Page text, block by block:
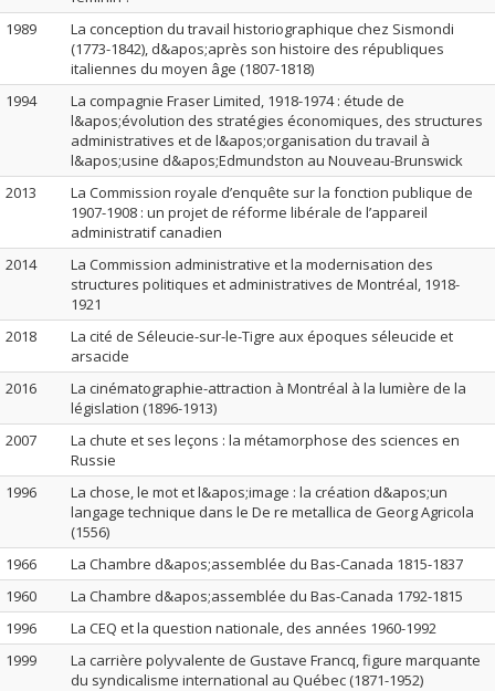
1989
La conception du travail historiographique chez Sismondi
(1773-1842), d&apos;après son histoire des républiques
italiennes du moyen âge (1807-1818)
1994
La compagnie Fraser Limited, 1918-1974 : étude de
l&apos;évolution des stratégies économiques, des structures
administratives et de l&apos;organisation du travail à
l&apos;usine d&apos;Edmundston au Nouveau-Brunswick
2013
La Commission royale d’enquête sur la fonction publique de
1907-1908 : un projet de réforme libérale de l’appareil
administratif canadien
2014
La Commission administrative et la modernisation des
structures politiques et administratives de Montréal, 1918-
1921
2018
La cité de Séleucie-sur-le-Tigre aux époques séleucide et
arsacide
2016
La cinématographie-attraction à Montréal à la lumière de la
législation (1896-1913)
2007
La chute et ses leçons : la métamorphose des sciences en
Russie
1996
La chose, le mot et l&apos;image : la création d&apos;un
langage technique dans le De re metallica de Georg Agricola
(1556)
1966
La Chambre d&apos;assemblée du Bas-Canada 1815-1837
1960
La Chambre d&apos;assemblée du Bas-Canada 1792-1815
1996
La CEQ et la question nationale, des années 1960-1992
1999
La carrière polyvalente de Gustave Francq, figure marquante
du syndicalisme international au Québec (1871-1952)